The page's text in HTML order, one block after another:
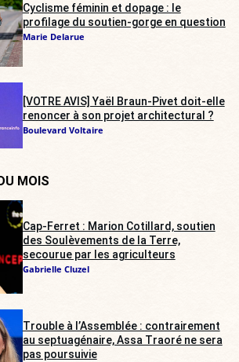
Cyclisme féminin et dopage : le
profilage du soutien-gorge en question
Marie Delarue
[VOTRE AVIS] Yaël Braun-Pivet doit-elle
renoncer à son projet architectural ?
Boulevard Voltaire
MOIS
Cap-Ferret : Marion Cotillard, soutien
des Soulèvements de la Terre,
secourue par les agriculteurs
Gabrielle Cluzel
Trouble à l’Assemblée : contrairement
au septuagénaire, Assa Traoré ne sera
pas poursuivie